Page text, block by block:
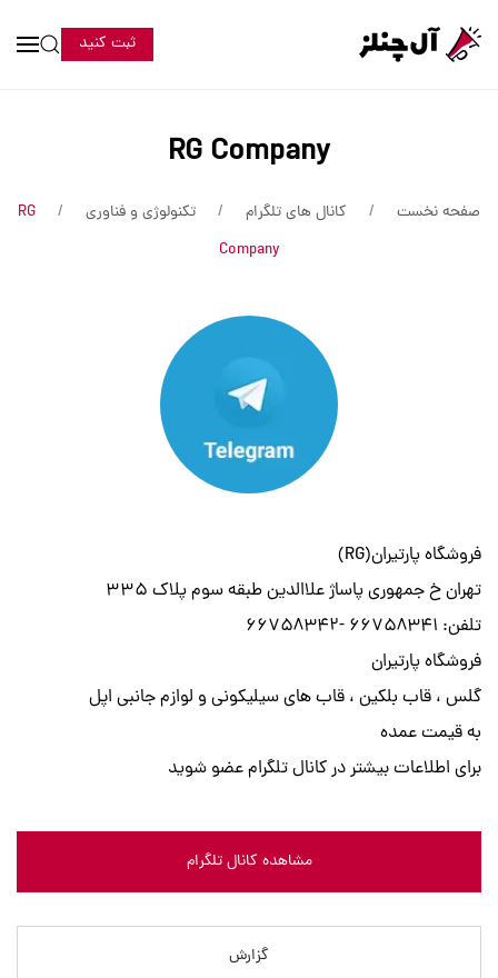
ثبت کنید
RG Company
صفحه نخست کانال های تلگرام تکنولوژی و فناوری
RG
Company
فروشگاه پارتیران(RG)
تهران خ جمهوری پاساژ علاالدین طبقه سوم پلاک ۳۳۵
تلفن: ۶۶۷۵۸۳۴۱ -۶۶۷۵۸۳۴۲
فروشگاه پارتيران
گلس ، قاب بلكين ، قاب هاي سيليكوني و لوازم جانبي اپل
به قيمت عمده
براي اطلاعات بيشتر در كانال تلگرام عضو شويد
مشاهده کانال تلگرام
گزارش